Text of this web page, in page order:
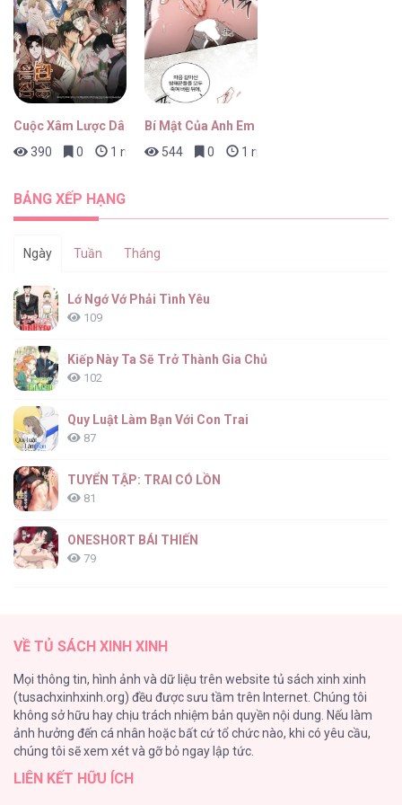
CANDY YUMYUM [...] – Chap 31
CANDY YUMYUM [...] – Chap 29
CANDY YUMYUM [...] – Chap 25
Cuộc Xâm Lược Dâm Đãng
390
0 1 ngày trước
Bí Mật Của Anh Em Quý Tộc
544
0 1 ngày trước
BẢNG XẾP HẠNG
Ngày Tuần Tháng
Lớ Ngớ Vớ Phải Tình Yêu
109
Kiếp Này Ta Sẽ Trở Thành Gia Chủ
102
Quy Luật Làm Bạn Với Con Trai
87
TUYỂN TẬP: TRAI CÓ LỒN
81
ONESHORT BÁI THIẾN
79
72
Hầu Nữ Bị Nguyền Rủa Trong Lâu Đài Của Công Tước
68
CẨN THẬN TRĂNG TRÒN THÁNG 3 ĐẤY
VỀ TỦ SÁCH XINH XINH
Mọi thông tin, hình ảnh và dữ liệu trên website tủ sách xinh xinh
(tusachxinhxinh.org) đều được sưu tầm trên Internet. Chúng tôi
không sở hữu hay chịu trách nhiệm bản quyền nội dung. Nếu làm
ảnh hưởng đến cá nhân hoặc bất cứ tổ chức nào, khi có yêu cầu,
chúng tôi sẽ xem xét và gỡ bỏ ngay lập tức.
LIÊN KẾT HỮU ÍCH